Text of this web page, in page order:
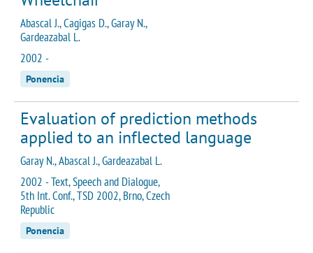
Abascal J., Cagigas D., Garay N.,
Gardeazabal L.
2002 -
Ponencia
Evaluation of prediction methods
applied to an inflected language
Garay N., Abascal J., Gardeazabal L.
2002 - Text, Speech and Dialogue,
5th Int. Conf., TSD 2002, Brno, Czech
Republic
Ponencia